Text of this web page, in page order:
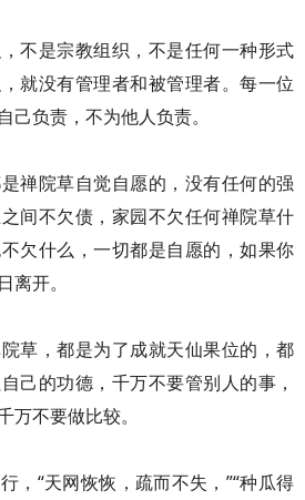
不是宗教组织，不是任何一种形式
就没有管理者和被管理者。每一位
负责，不为他人负责。
禅院草自觉自愿的，没有任何的强
间不欠债，家园不欠任何禅院草什
欠什么，一切都是自愿的，如果你
开。
草，都是为了成就天仙果位的，都
己的功德，千万不要管别人的事，
万不要做比较。
，“天网恢恢，疏而不失，”“种瓜得